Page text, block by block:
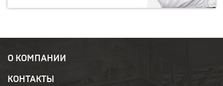
О КОМПАНИИ
КОНТАКТЫ